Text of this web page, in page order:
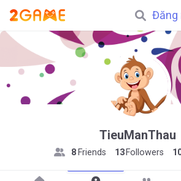
Đăng
TieuManThau
8 Friends 13 Followers